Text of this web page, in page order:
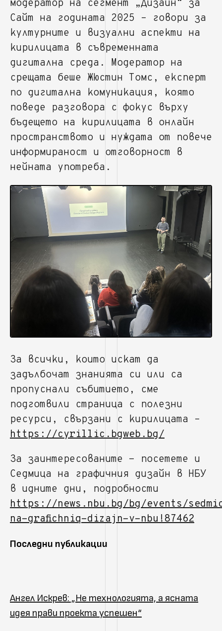
модератор на сегмент „Дизайн“ за
Сайт на годината 2025 – говори за
културните и визуални аспекти на
кирилицата в съвременната
дигитална среда. Модератор на
срещата беше Жюстин Томс, експерт
по дигитална комуникация, която
поведе разговора с фокус върху
бъдещето на кирилицата в онлайн
пространството и нуждата от повече
информираност и отговорност в
нейната употреба.
За всички, които искат да
задълбочат знанията си или са
пропуснали събитието, сме
подготвили страница с полезни
ресурси, свързани с кирилицата –
https://cyrillic.bgweb.bg/
За заинтересованите - посетете и
Седмица на графичния дизайн в НБУ
в идните дни, подробности
https://news.nbu.bg/bg/events/
na-grafichniq-dizajn-v-nbu!87462
Последни публикации
Ангел Искрев: „Не технологията, а ясната
идея прави проекта успешен“